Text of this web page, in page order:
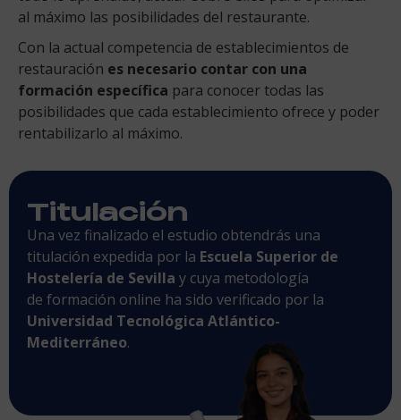
al máximo las posibilidades del restaurante.
Con la actual competencia de establecimientos de
restauración es necesario contar con una
formación específica para conocer todas las
posibilidades que cada establecimiento ofrece y poder
rentabilizarlo al máximo.
Titulación
Una vez finalizado el estudio obtendrás una
titulación expedida por la Escuela Superior de
Hostelería de Sevilla y cuya metodología
de formación online ha sido verificado por la
Universidad Tecnológica Atlántico-
Mediterráneo.